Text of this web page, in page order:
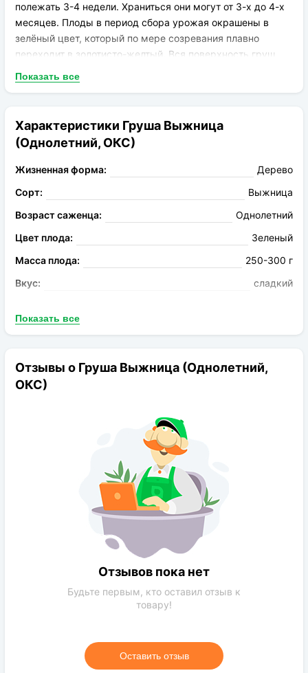
полежать 3-4 недели. Храниться они могут от 3-х до 4-х
месяцев. Плоды в период сбора урожая окрашены в
зелёный цвет, который по мере созревания плавно
переходит в золотисто-желтый. Вся поверхность груш
кремовый цвет, кисло-сладкий вкус, высокая степень
хорошо переносит перевозки.
Показать все
Характеристики Груша Выжница
(Однолетний, ОКС)
Жизненная форма:
Дерево
Сорт:
Выжница
Возраст саженца:
Однолетний
Цвет плода:
Зеленый
Масса плода:
250-300 г
Вкус:
сладкий
Опыление:
Род:
Груша
Требования к грунту:
Чернозем,обычная почва
Показать все
Отзывы о Груша Выжница (Однолетний,
ОКС)
Отзывов пока нет
Будьте первым, кто оставил отзыв к
товару!
Оставить отзыв